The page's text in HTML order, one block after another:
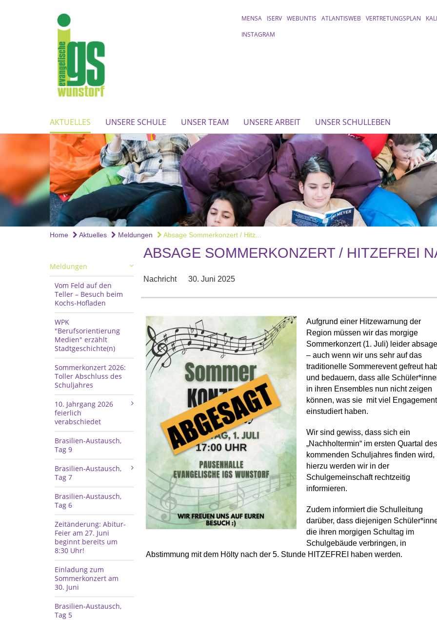
MENSA ISERV WEBUNTIS ATLANTISWEB VERTRETUNGSPLAN
INSTAGRAM
AKTUELLES UNSERE SCHULE UNSER TEAM UNSERE ARBEIT UNSER SCHULLEBEN
Home Aktuelles Meldungen Absage Sommerkonzert / Hitz...
Meldungen
Vom Feld auf den
Teller – Besuch beim
Kochs-Hofladen
WPK
"Berufsorientierung
Medien" erzählt
Stadtgeschichte(n)
Sommerkonzert 2026:
Toller Abschluss des
Schuljahres
10. Jahrgang 2026
feierlich
verabschiedet
Brasilien-Austausch,
Tag 9
Brasilien-Austausch,
Tag 7
Brasilien-Austausch,
Tag 6
Zeitänderung: Abitur-
Feier am 27. Juni
beginnt bereits um
8:30 Uhr!
Einladung zum
Sommerkonzert am
30. Juni
Brasilien-Austausch,
Tag 5
ABSAGE SOMMERKONZERT / HITZEFREI
Nachricht 30. Juni 2025
Aufgrund einer Hitzewarnung der
Region müssen wir das morgige
Sommerkonzert (1. Juli) leider
– auch wenn wir uns sehr auf das
traditionelle Sommerevent gefreut
und bedauern, dass alle
in ihren Ensembles nun nicht zeigen
können, was sie mit viel Engagement
einstudiert haben.
Wir sind gewiss, dass sich ein
„Nachholtermin“ im ersten Quartal des
kommenden Schuljahres finden wird,
hierzu werden wir in der
Schulgemeinschaft rechtzeitig
informieren.
Zudem informiert die Schulleitung
darüber, dass diejenigen
die ihren morgigen Schultag im
Schulgebäude verbringen, in
Abstimmung mit dem Hölty nach der 5. Stunde HITZEFREI haben werden.